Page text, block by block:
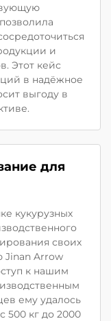
и
Этот кейс
в надёжное
выгоду в
для
кукурузных
своих
Arrow
к нашим
ему удалось
500 кг до 2000